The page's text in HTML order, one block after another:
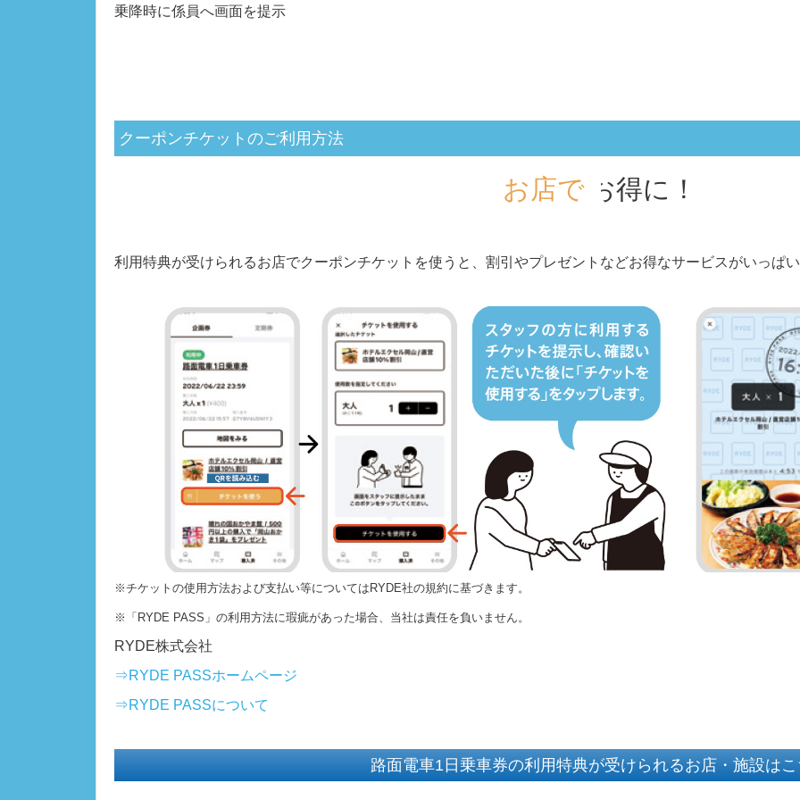
乗降時に係員へ画面を提示
クーポンチケットのご利用方法
お店で もっとお得に！
利用特典が受けられるお店でクーポンチケットを使うと、割引やプレゼントなどお得なサービスがいっぱ
※チケットの使用方法および支払い等についてはRYDE社の規約に基づきます。
※「RYDE PASS」の利用方法に瑕疵があった場合、当社は責任を負いません。
RYDE株式会社
⇒RYDE PASSホームページ
⇒RYDE PASSについて
路面電車1日乗車券の利用特典が受けられるお店・施設は